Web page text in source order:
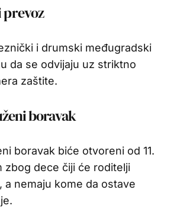
prevoz
i drumski međugradski
da se odvijaju uz striktno
zaštite.
boravak
boravak biće otvoreni od 11.
zbog dece čiji će roditelji
a nemaju kome da ostave